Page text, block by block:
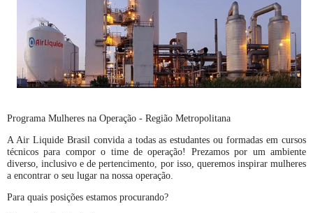
Programa Mulheres na Operação - Região Metropolitana
A Air Liquide Brasil convida a todas as estudantes ou formadas em cursos
técnicos para compor o time de operação! Prezamos por um ambiente
diverso, inclusivo e de pertencimento, por isso, queremos inspirar mulheres
a encontrar o seu lugar na nossa operação.
Para quais posições estamos procurando?